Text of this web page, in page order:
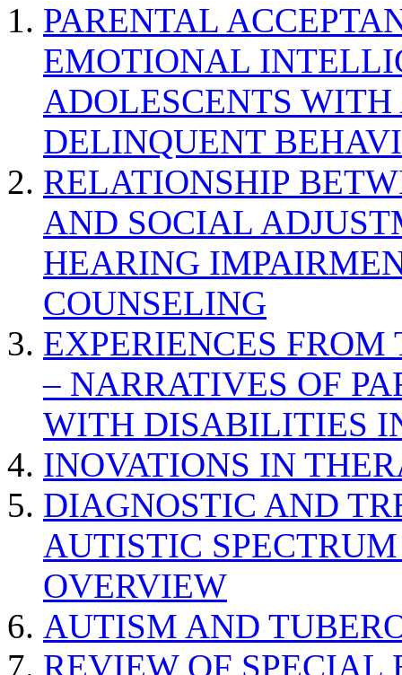
PARENTAL
EMOTIONAL
ADOLESCENTS
DELINQUENT
RELATIONSHIP
AND SOCIAL
HEARING
COUNSELING
EXPERIENCES
– NARRATIVES OF
WITH DISABILITIES
INOVATIONS IN
DIAGNOSTIC AND
AUTISTIC
OVERVIEW
AUTISM AND
REVIEW OF SPECIAL